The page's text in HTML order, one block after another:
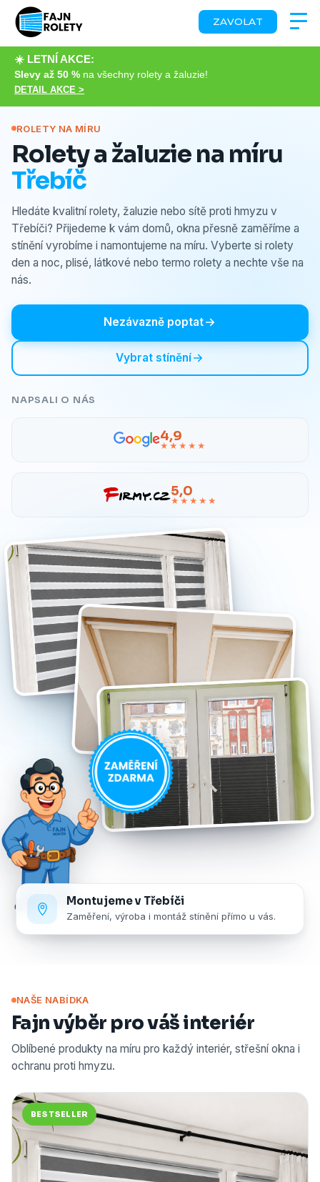
☀️ LETNÍ AKCE:
Slevy až 50 % na všechny rolety a žaluzie!
DETAIL AKCE >
ZAVOLAT
ROLETY NA MÍRU
Rolety a žaluzie na míru
Třebíč
Hledáte kvalitní rolety, žaluzie nebo sítě proti hmyzu v
Třebíči? Přijedeme k vám domů, okna přesně zaměříme a
stínění vyrobíme i namontujeme na míru. Vyberte si rolety
den a noc, plisé, látkové nebo termo rolety a nechte vše na
nás.
Nezávazně poptat
Vybrat stínění
NAPSALI O NÁS
4,9
★★★★★
5,0
★★★★★
Montujeme v Třebíči
Zaměření, výroba i montáž stínění přímo u vás.
NAŠE NABÍDKA
Fajn výběr pro váš interiér
Oblíbené produkty na míru pro každý interiér, střešní okna i
ochranu proti hmyzu.
BESTSELLER